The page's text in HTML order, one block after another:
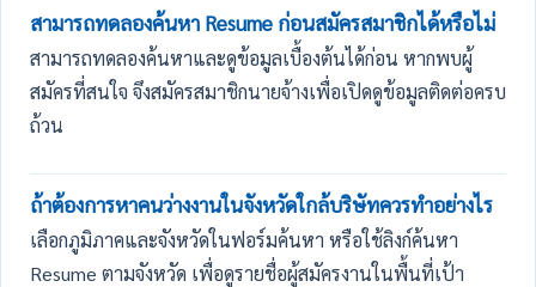
สามารถทดลองค้นหา Resume ก่อนสมัครสมาชิกได้หรือไม่
สามารถทดลองค้นหาและดูข้อมูลเบื้องต้นได้ก่อน หากพบผู้
สมัครที่สนใจ จึงสมัครสมาชิกนายจ้างเพื่อเปิดดูข้อมูลติดต่อครบ
ถ้วน
ถ้าต้องการหาคนว่างงานในจังหวัดใกล้บริษัทควรทำอย่างไร
เลือกภูมิภาคและจังหวัดในฟอร์มค้นหา หรือใช้ลิงก์ค้นหา
Resume ตามจังหวัด เพื่อดูรายชื่อผู้สมัครงานในพื้นที่เป้า